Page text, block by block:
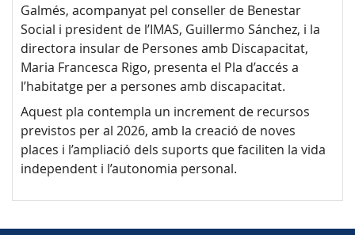
Galmés, acompanyat pel conseller de Benestar
Social i president de l’IMAS, Guillermo Sánchez, i la
directora insular de Persones amb Discapacitat,
Maria Francesca Rigo, presenta el Pla d’accés a
l’habitatge per a persones amb discapacitat.
Aquest pla contempla un increment de recursos
previstos per al 2026, amb la creació de noves
places i l’ampliació dels suports que faciliten la vida
independent i l’autonomia personal.